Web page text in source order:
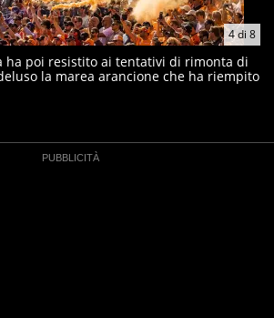
4di 8
ha poi resistito ai tentativi di rimonta di
la marea arancione che ha riempito